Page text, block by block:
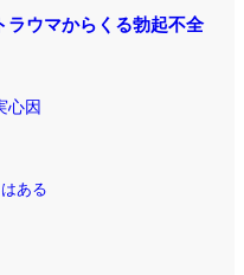
ウマからくる勃起不全
心因
ある